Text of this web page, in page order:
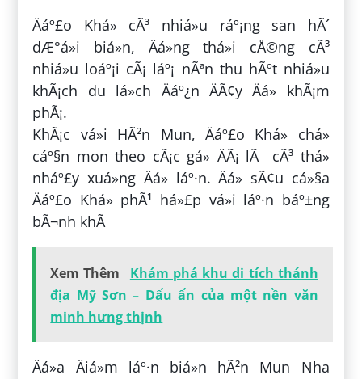
Äáº£o Khá» cÃ³ nhiá»u ráº¡ng san hÃ´
dÆ°á»i biá»n, Äá»ng thá»i cÅ©ng cÃ³
nhiá»u loáº¡i cÃ¡ láº¡ nÃªn thu hÃºt nhiá»u
khÃ¡ch du lá»ch Äáº¿n ÄÃ¢y Äá» khÃ¡m
phÃ¡.
KhÃ¡c vá»i HÃ²n Mun, Äáº£o Khá» chá»
cáº§n mon theo cÃ¡c gá» ÄÃ¡ lÃ cÃ³ thá»
nháº£y xuá»ng Äá» láº·n. Äá» sÃ¢u cá»§a
Äáº£o Khá» phÃ¹ há»£p vá»i láº·n báº±ng
bÃ¬nh khÃ­
Xem Thêm
Khám phá khu di tích thánh
địa Mỹ Sơn – Dấu ấn của một nền văn
minh hưng thịnh
Äá»a Äiá»m láº·n biá»n hÃ²n Mun Nha